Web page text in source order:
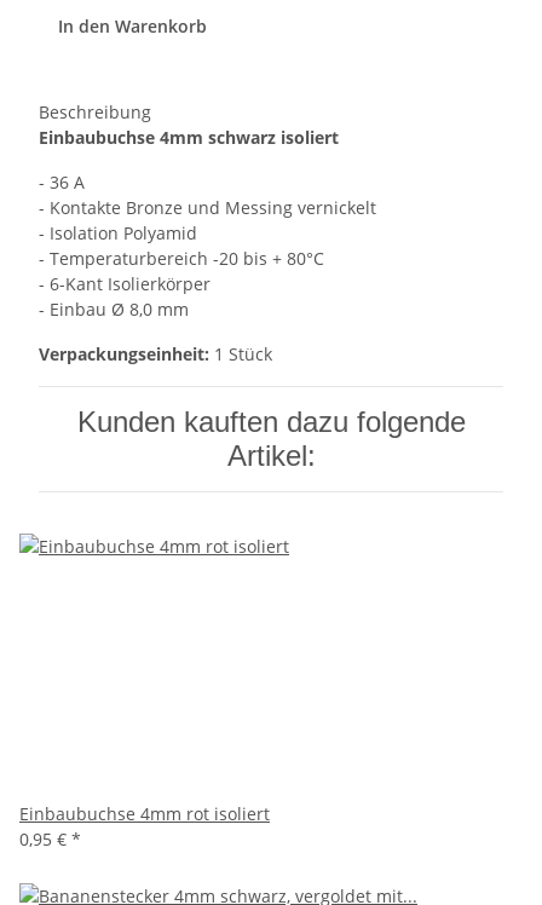
In den Warenkorb
Beschreibung
Einbaubuchse 4mm schwarz isoliert
- 36 A
- Kontakte Bronze und Messing vernickelt
- Isolation Polyamid
- Temperaturbereich -20 bis + 80°C
- 6-Kant Isolierkörper
- Einbau Ø 8,0 mm
Verpackungseinheit: 1 Stück
Kunden kauften dazu folgende
Artikel:
Einbaubuchse 4mm rot isoliert
0,95 € *